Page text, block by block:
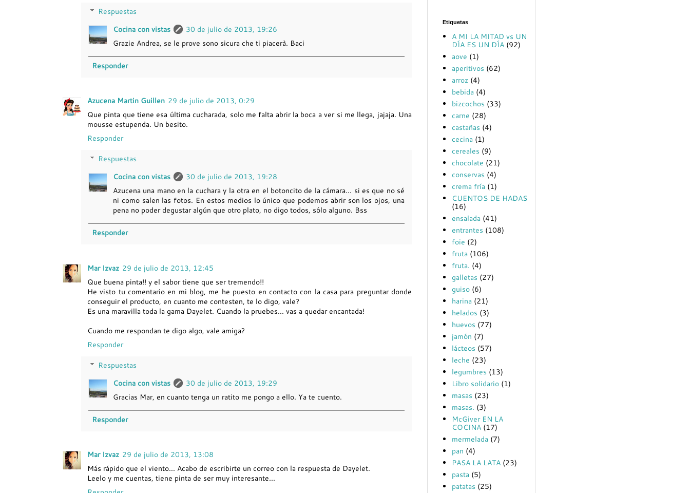
Respuestas
Cocina con vistas
30 de julio de 2013, 19:26
Grazie Andrea, se le prove sono sicura che ti piacerà. Baci
Responder
Azucena Martin Guillen 29 de julio de 2013, 0:29
Que pinta que tiene esa última cucharada, solo me falta abrir la boca a ver si me llega, jajaja. Una
mousse estupenda. Un besito.
Responder
Respuestas
Cocina con vistas
30 de julio de 2013, 19:28
Azucena una mano en la cuchara y la otra en el botoncito de la cámara... si es que no sé
ni como salen las fotos. En estos medios lo único que podemos abrir son los ojos, una
pena no poder degustar algún que otro plato, no digo todos, sólo alguno. Bss
Responder
Mar Izvaz 29 de julio de 2013, 12:45
Que buena pinta!! y el sabor tiene que ser tremendo!!
He visto tu comentario en mi blog, me he puesto en contacto con la casa para preguntar donde
conseguir el producto, en cuanto me contesten, te lo digo, vale?
Es una maravilla toda la gama Dayelet. Cuando la pruebes... vas a quedar encantada!
Cuando me respondan te digo algo, vale amiga?
Responder
Respuestas
Cocina con vistas
30 de julio de 2013, 19:29
Gracias Mar, en cuanto tenga un ratito me pongo a ello. Ya te cuento.
Responder
Mar Izvaz 29 de julio de 2013, 13:08
Más rápido que el viento... Acabo de escribirte un correo con la respuesta de Dayelet.
Leelo y me cuentas, tiene pinta de ser muy interesante...
Etiquetas
A MI LA MITAD vs UN
DÍA ES UN DÍA (92)
aove (1)
aperitivos (62)
arroz (4)
bebida (4)
bizcochos (33)
carne (28)
castañas (4)
cecina (1)
cereales (9)
chocolate (21)
conservas (4)
crema fría (1)
CUENTOS DE HADAS
(16)
ensalada (41)
entrantes (108)
foie (2)
fruta (106)
fruta. (4)
galletas (27)
guiso (6)
harina (21)
helados (3)
huevos (77)
jamón (7)
lácteos (57)
leche (23)
legumbres (13)
Libro solidario (1)
masas (23)
masas. (3)
McGiver EN LA
COCINA (17)
mermelada (7)
pan (4)
PASA LA LATA (23)
pasta (5)
patatas (25)